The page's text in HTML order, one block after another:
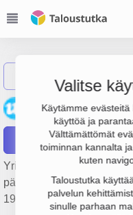
Valitse
Käytämme
käyttöä ja
Välttämättömät
toiminnan kannalta
kuten
Taloustutka
palvelun
sinulle parhaan
Rämän
Raportit
Yrityksen Rämän Kuljetus
päätoimiala on
1978 ja sijainti Iitti.